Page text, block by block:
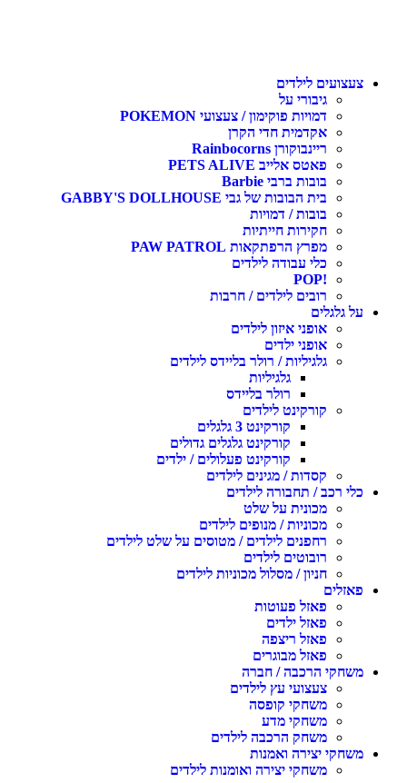
צעצועים לילדים
גיבורי על
דמויות פוקימון / צעצועי POKEMON
אקדמית חדי הקרן
ריינבוקורן Rainbocorns
פאטס אלייב PETS ALIVE
בובות ברבי Barbie
בית הבובות של גבי GABBY'S DOLLHOUSE
בובות / דמויות
חקירות חייתיות
מפרץ הרפתקאות PAW PATROL
כלי עבודה לילדים
!POP
רובים לילדים / חרבות
על גלגלים
אופני איזון לילדים
אופני ילדים
גלגיליות / רולר בליידס לילדים
גלגיליות
רולר בליידס
קורקינט לילדים
קורקינט 3 גלגלים
קורקינט גלגלים גדולים
קורקינט פעלולים / ילדים
קסדות / מגינים לילדים
כלי רכב / תחבורה לילדים
מכונית על שלט
מכוניות / מנופים לילדים
רחפנים לילדים / מטוסים על שלט לילדים
רובוטים לילדים
חניון / מסלול מכוניות לילדים
פאזלים
פאזל פעוטות
פאזל ילדים
פאזל ריצפה
פאזל מבוגרים
משחקי הרכבה / חברה
צעצועי עץ לילדים
משחקי קופסה
משחקי מדע
משחק הרכבה לילדים
משחקי יצירה ואמנות
משחקי יצירה ואומנות לילדים